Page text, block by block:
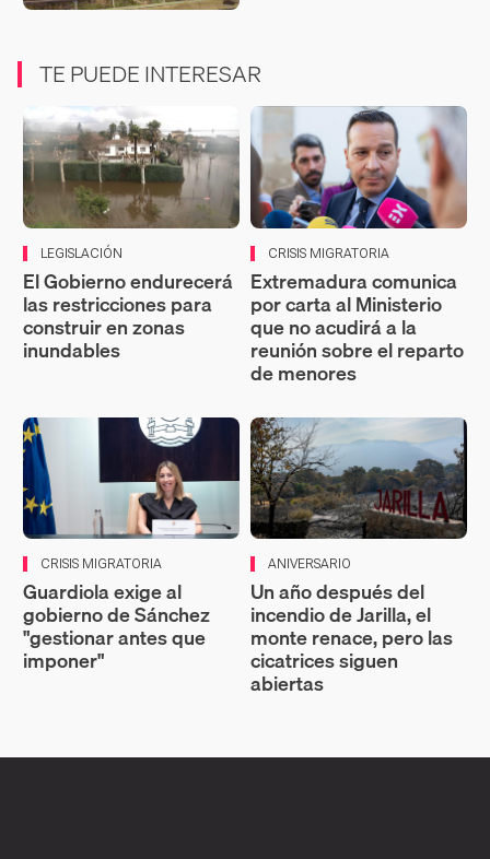
TE PUEDE INTERESAR
LEGISLACIÓN
El Gobierno endurecerá
las restricciones para
construir en zonas
inundables
CRISIS MIGRATORIA
Extremadura comunica
por carta al Ministerio
que no acudirá a la
reunión sobre el reparto
de menores
CRISIS MIGRATORIA
Guardiola exige al
gobierno de Sánchez
"gestionar antes que
imponer"
ANIVERSARIO
Un año después del
incendio de Jarilla, el
monte renace, pero las
cicatrices siguen
abiertas